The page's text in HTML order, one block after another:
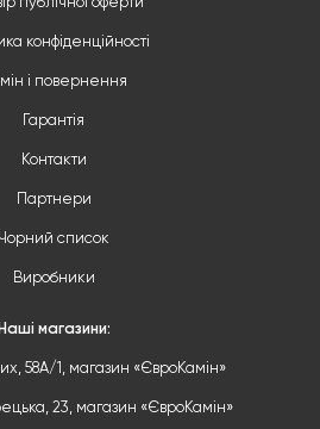
публічної оферти
конфіденційності
і повернення
Гарантія
Контакти
Партнери
Чорний список
Виробники
Наші магазини:
58А/1, магазин «ЄвроКамін»
23, магазин «ЄвроКамін»